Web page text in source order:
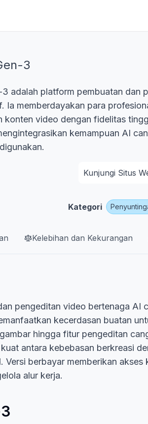
3
3 adalah platform pembuatan dan
Ia memberdayakan para
konten video dengan fidelitas
kemampuan AI
Kunjungi Situs
Kategori
Kelebihan dan Kekurangan
pengeditan video bertenaga
kecerdasan buatan
hingga fitur pengeditan
antara kebebasan berkreasi
Versi berbayar memberikan
alur kerja.